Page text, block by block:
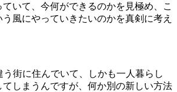
いて、今何ができるのかを見極め、こ
風にやっていきたいのかを真剣に考え
う街に住んでいて、しかも一人暮らし
しまうんですが、何か別の新しい方法